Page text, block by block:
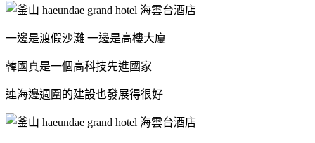
一邊是渡假沙灘 一邊是高樓大廈
韓國真是一個高科技先進國家
連海邊週圍的建設也發展得很好